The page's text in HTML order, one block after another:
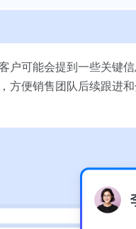
户可能会提到一些关键
方便销售团队后续跟进和